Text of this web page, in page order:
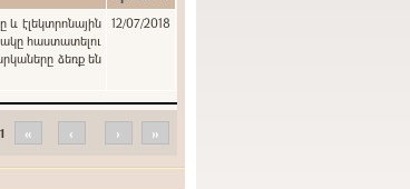
էլեկտրոնային
հաստատելու
ձեռք են
12/07/2018
1 « ‹ › »